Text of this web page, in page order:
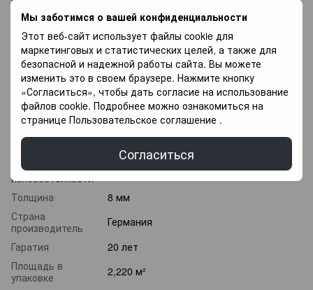
Мы заботимся о вашей конфиденциальности
Этот веб-сайт использует файлы cookie для
маркетинговых и статистических целей, а также для
безопасной и надежной работы сайта. Вы можете
изменить это в своем браузере. Нажмите кнопку
«Согласиться», чтобы дать согласие на использование
файлов cookie. Подробнее можно ознакомиться на
странице Пользовательское соглашение .
Согласиться
легко, что делает его популярным выбором для тех, кто
хочет обновить свой дом своими руками.
Если вы не можете подобрать ламинат напиши
специалисты с радостью Вам помогут в Выборе, так же у
Вас есть возможность купить напольное покрытие в оплату
частями, и оплачивать разными платежами в течение 3
месяцев.
Характеристики
Класс
износостойкости
33 класс
Толщина
8 мм
Страна
производитель
Германия
Гаратия
20 лет
Площадь в
упаковке
2,220 м²